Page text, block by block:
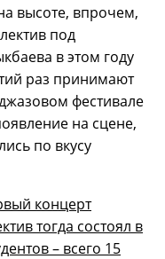
высоте, впрочем,
под
в этом году
раз принимают
фестивале
на сцене,
по вкусу
концерт
тогда состоял в
– всего 15